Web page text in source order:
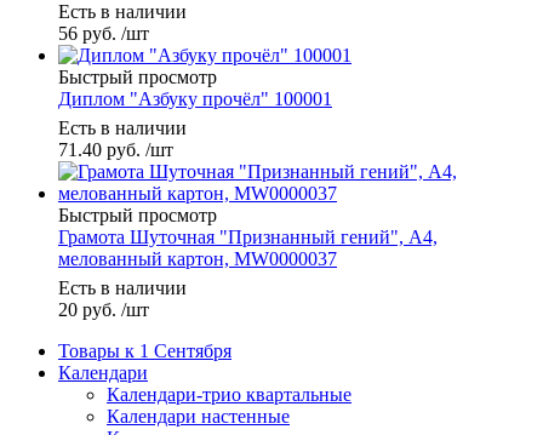
Есть в наличии
56 руб. /шт
Быстрый просмотр
Диплом "Азбуку прочёл" 100001
Есть в наличии
71.40 руб. /шт
Быстрый просмотр
Грамота Шуточная "Признанный гений", А4,
мелованный картон, MW0000037
Есть в наличии
20 руб. /шт
Товары к 1 Сентября
Календари
Календари-трио квартальные
Календари настенные